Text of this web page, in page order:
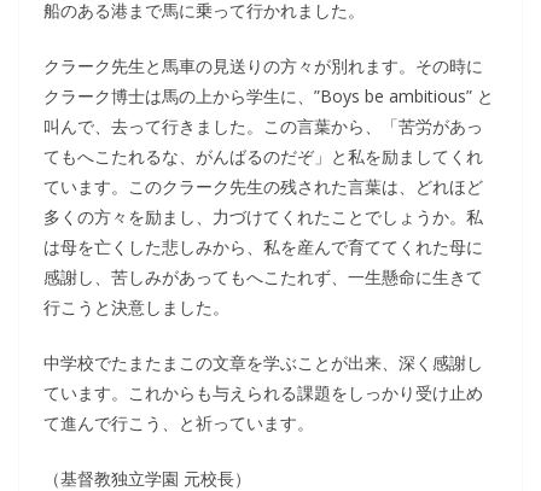
船のある港まで馬に乗って行かれました。
クラーク先生と馬車の見送りの方々が別れます。その時に
クラーク博士は馬の上から学生に、”Boys be ambitious” と
叫んで、去って行きました。この言葉から、「苦労があっ
てもへこたれるな、がんばるのだぞ」と私を励ましてくれ
ています。このクラーク先生の残された言葉は、どれほど
多くの方々を励まし、力づけてくれたことでしょうか。私
は母を亡くした悲しみから、私を産んで育ててくれた母に
感謝し、苦しみがあってもへこたれず、一生懸命に生きて
行こうと決意しました。
中学校でたまたまこの文章を学ぶことが出来、深く感謝し
ています。これからも与えられる課題をしっかり受け止め
て進んで行こう、と祈っています。
（基督教独立学園 元校長）